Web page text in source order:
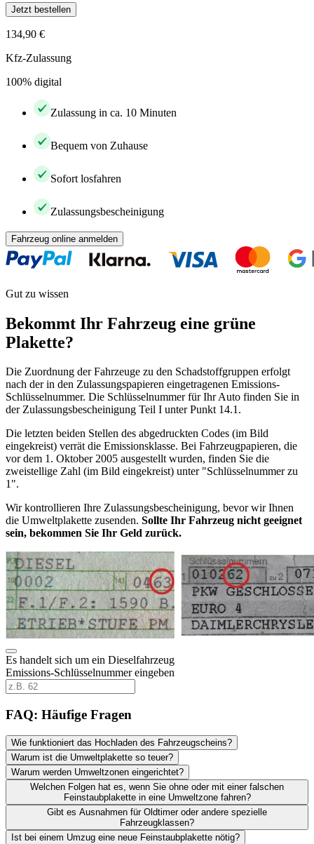
Jetzt bestellen
134,90 €
Kfz-Zulassung
100% digital
Zulassung in ca. 10 Minuten
Bequem von Zuhause
Sofort losfahren
Zulassungsbescheinigung
Fahrzeug online anmelden
Gut zu wissen
Bekommt Ihr Fahrzeug eine grüne
Plakette?
Die Zuordnung der Fahrzeuge zu den Schadstoffgruppen erfolgt
nach der in den Zulassungspapieren eingetragenen Emissions-
Schlüsselnummer. Die Schlüsselnummer für Ihr Auto finden Sie in
der Zulassungsbescheinigung Teil I unter Punkt 14.1.
Die letzten beiden Stellen des abgedruckten Codes (im Bild
eingekreist) verrät die Emissionsklasse. Bei Fahrzeugpapieren, die
vor dem 1. Oktober 2005 ausgestellt wurden, finden Sie die
zweistellige Zahl (im Bild eingekreist) unter "Schlüsselnummer zu
1".
Wir kontrollieren Ihre Zulassungsbescheinigung, bevor wir Ihnen
die Umweltplakette zusenden. Sollte Ihr Fahrzeug nicht geeignet
sein, bekommen Sie Ihr Geld zurück.
Es handelt sich um ein Dieselfahrzeug
Emissions-Schlüsselnummer eingeben
FAQ: Häufige Fragen
Wie funktioniert das Hochladen des Fahrzeugscheins?
Warum ist die Umweltplakette so teuer?
Warum werden Umweltzonen eingerichtet?
Welchen Folgen hat es, wenn Sie ohne oder mit einer falschen
Feinstaubplakette in eine Umweltzone fahren?
Gibt es Ausnahmen für Oldtimer oder andere spezielle
Fahrzeugklassen?
Ist bei einem Umzug eine neue Feinstaubplakette nötig?